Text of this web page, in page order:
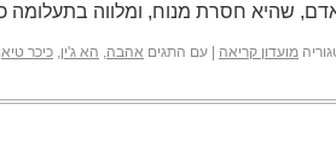
שהיא חסרת מנוח, ומלווה
מועדון קריאה עם התגים אהבה, הא ג'ין, כיכר